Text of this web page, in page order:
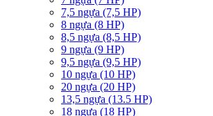
7,5 ngựa (7,5 HP)
8 ngựa (8 HP)
8,5 ngựa (8,5 HP)
9 ngựa (9 HP)
9,5 ngựa (9,5 HP)
10 ngựa (10 HP)
20 ngựa (20 HP)
13,5 ngựa (13.5 HP)
18 ngựa (18 HP)